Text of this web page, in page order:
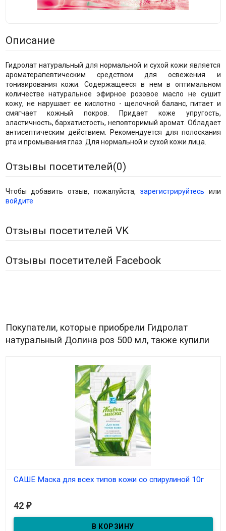
Описание
Гидролат натуральный для нормальной и сухой кожи является
ароматерапевтическим средством для освежения и
тонизирования кожи. Содержащееся в нем в оптимальном
количестве натуральное эфирное розовое масло не сушит
кожу, не нарушает ее кислотно - щелочной баланс, питает и
смягчает кожный покров. Придает коже упругость,
эластичность, бархатистость, неповторимый аромат. Обладает
антисептическим действием. Рекомендуется для полоскания
рта и промывания глаз. Для нормальной и сухой кожи лица.
Отзывы посетителей(0)
Чтобы добавить отзыв, пожалуйста, зарегистрируйтесь или
войдите
Отзывы посетителей VK
Отзывы посетителей Facebook
Покупатели, которые приобрели Гидролат
натуральный Долина роз 500 мл, также купили
САШЕ Маска для всех типов кожи со спирулиной 10г
типов кожи 10г
42 ₽